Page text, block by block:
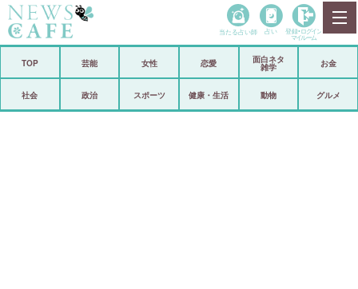
政治
当たる占い師 占い 登録• ログイン
マイルーム
TOP 芸能 女性 恋愛
面白ネタ
雑学
お金
社会 政治 スポーツ 健康・生活 動物 グルメ